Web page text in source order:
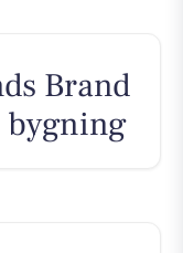
Brand
bygning